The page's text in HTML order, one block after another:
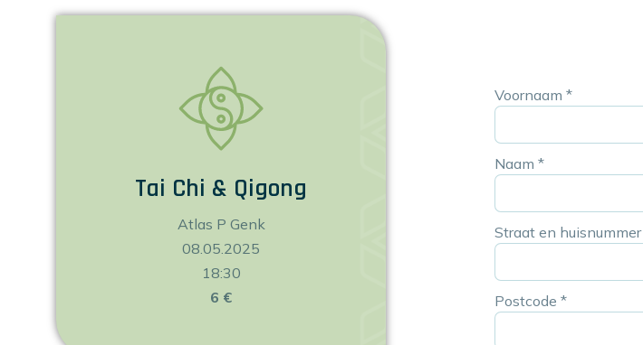
Tai Chi & Qigong
Atlas P Genk
08.05.2025
18:30
6 €
Voornaam *
Naam *
Straat en huisnummer
Postcode *